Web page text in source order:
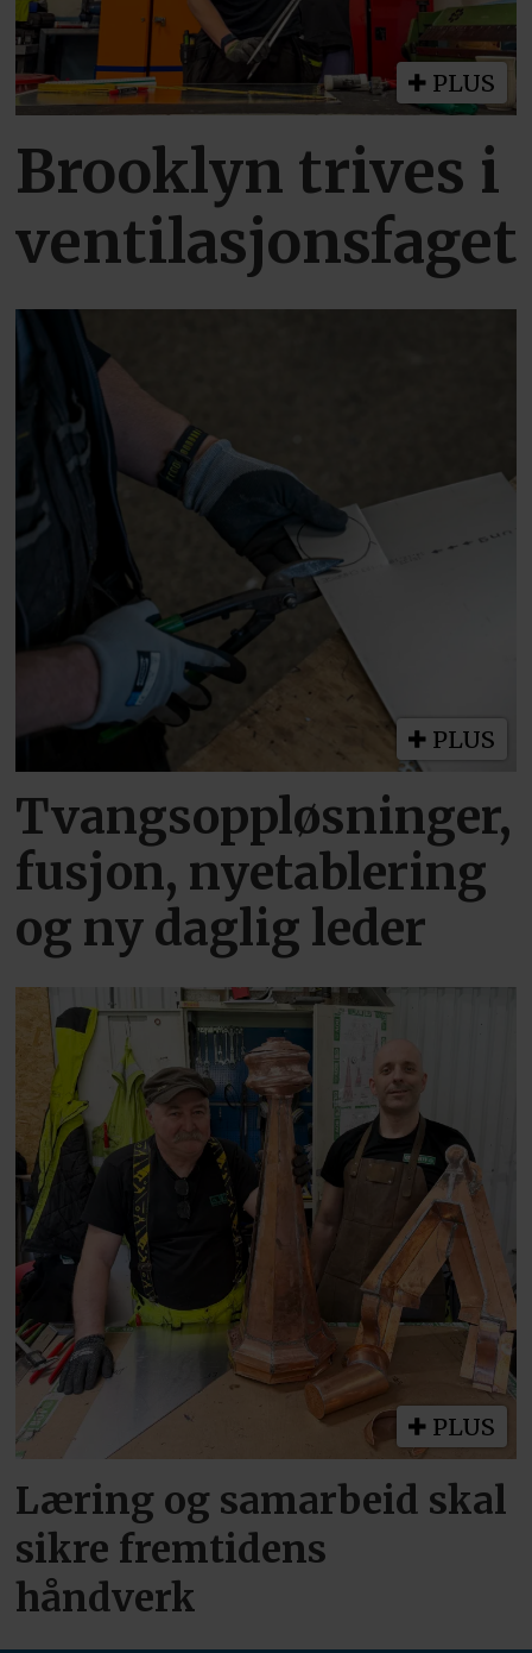
PLUS
Brooklyn trives i
ventilasjonsfaget
PLUS
Tvangsoppløsninger,
fusjon, nyetablering
og ny daglig leder
PLUS
Læring og samarbeid skal
sikre fremtidens
håndverk